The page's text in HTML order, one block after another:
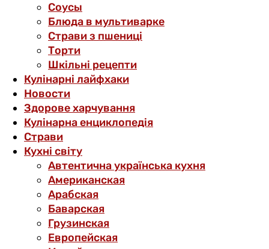
Соусы
Блюда в мультиварке
Страви з пшениці
Торти
Шкільні рецепти
Кулінарні лайфхаки
Новости
Здорове харчування
Кулінарна енциклопедія
Страви
Кухні світу
Автентична українська кухня
Американская
Арабская
Баварская
Грузинская
Европейская